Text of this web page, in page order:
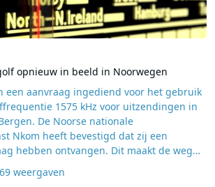
opnieuw in beeld in Noorwegen
een aanvraag ingediend voor het gebruik
1575 kHz voor uitzendingen in
De Noorse nationale
Nkom heeft bevestigd dat zij een
hebben ontvangen. Dit maakt de weg
om ook een aanvraag te doen voor
weergaven